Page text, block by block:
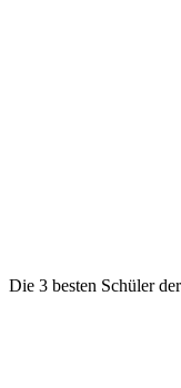
Die 3 besten Schüler